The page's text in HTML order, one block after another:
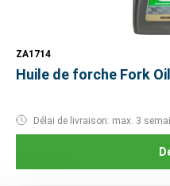
ZA1714
Huile de forche Fork
Délai de livraison: max. 3